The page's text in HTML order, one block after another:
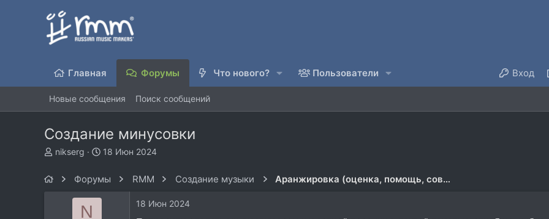
Главная Форумы Что нового? Пользователи Вход
Новые сообщения Поиск сообщений
Создание минусовки
А
nikserg
Д
а
18 Июн 2024
Форумы RMM Создание музыки Аранжировка (оценка, помощь, совместная работа)
N 18 Июн 2024